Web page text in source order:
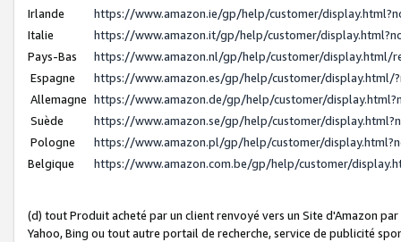
Irlande
https://www.amazon.ie/gp/help/customer/
Italie
https://www.amazon.it/gp/help/customer/
Pays-Bas
https://www.amazon.nl/gp/help/customer/display.html/
Espagne
https://www.amazon.es/gp/help/customer/display.html/
Allemagne https://www.amazon.de/gp/help/customer/
Suède
https://www.amazon.se/gp/help/customer/
Pologne
https://www.amazon.pl/gp/help/customer/
Belgique
https://www.amazon.com.be/gp/help/customer/
(d) tout Produit acheté par un client renvoyé vers un Site d'Amazon
Yahoo, Bing ou tout autre portail de recherche, service de publicité